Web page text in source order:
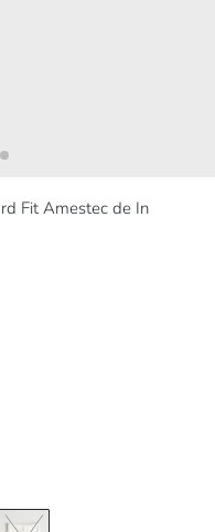
Fit Amestec de In